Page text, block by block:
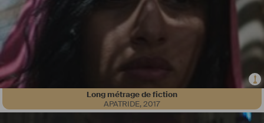
Long métrage de fiction
APATRIDE,2017